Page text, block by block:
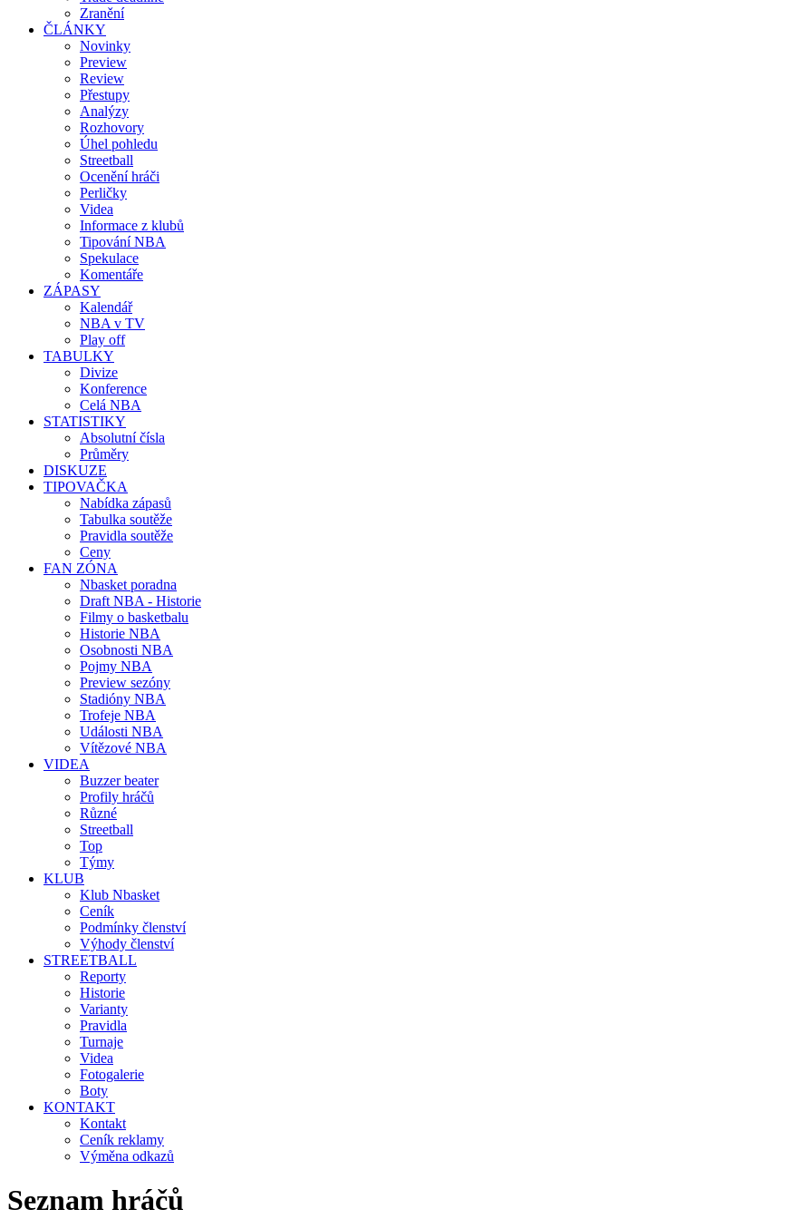
Zranění
ČLÁNKY
Novinky
Preview
Review
Přestupy
Analýzy
Rozhovory
Úhel pohledu
Streetball
Ocenění hráči
Perličky
Videa
Informace z klubů
Tipování NBA
Spekulace
Komentáře
ZÁPASY
Kalendář
NBA v TV
Play off
TABULKY
Divize
Konference
Celá NBA
STATISTIKY
Absolutní čísla
Průměry
DISKUZE
TIPOVAČKA
Nabídka zápasů
Tabulka soutěže
Pravidla soutěže
Ceny
FAN ZÓNA
Nbasket poradna
Draft NBA - Historie
Filmy o basketbalu
Historie NBA
Osobnosti NBA
Pojmy NBA
Preview sezóny
Stadióny NBA
Trofeje NBA
Události NBA
Vítězové NBA
VIDEA
Buzzer beater
Profily hráčů
Různé
Streetball
Top
Týmy
KLUB
Klub Nbasket
Ceník
Podmínky členství
Výhody členství
STREETBALL
Reporty
Historie
Varianty
Pravidla
Turnaje
Videa
Fotogalerie
Boty
KONTAKT
Kontakt
Ceník reklamy
Výměna odkazů
Seznam hráčů